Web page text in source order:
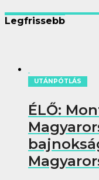
Legfrissebb
UTÁNPÓTLÁS
ÉLŐ: